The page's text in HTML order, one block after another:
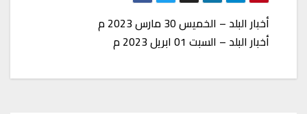
p
p
d
I
g
e
s
e
g
l
e
r
h
a
e
تصفّح
المقالات
أخبار البلد – الخميس 30 مارس 2023 م
أخبار البلد – السبت 01 ابريل 2023 م